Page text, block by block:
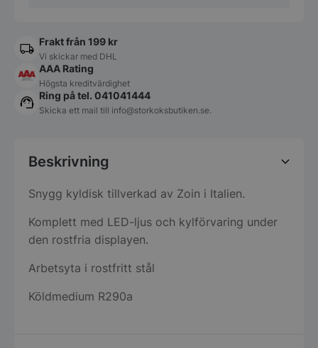
Frakt från 199 kr
Vi skickar med DHL
AAA Rating
Högsta kreditvärdighet
Ring på tel. 041041444
Skicka ett mail till info@storkoksbutiken.se.
Beskrivning
Snygg kyldisk tillverkad av Zoin i Italien.
Komplett med LED-ljus och kylförvaring under
den rostfria displayen.
Arbetsyta i rostfritt stål
Köldmedium R290a